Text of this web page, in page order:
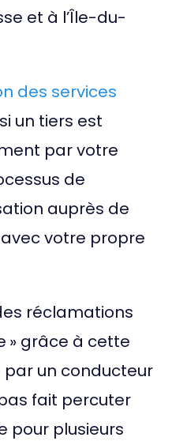
et à l’Île-du-
des services
un tiers est
par votre
de
auprès de
avec votre propre
réclamations
» grâce à cette
par un conducteur
fait percuter
pour plusieurs